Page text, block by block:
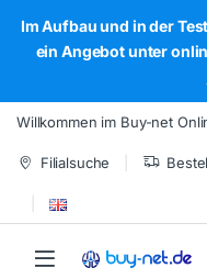
Im Aufbau und in der
ein Angebot unter
Skip to navigation
Skip to content
Willkommen im Buy-net
Filialsuche
Open